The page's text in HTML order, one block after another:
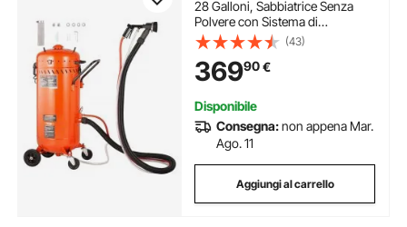
28 Galloni, Sabbiatrice Senza
Polvere con Sistema di
Aspirazione Incorporato da 1200
W per il Controllo della Polvere e
il Riciclo dell'Abrasivo,
Sabbiatrice abrasiva per Impieghi
Pesanti da 60-110 PSI
(43)
36990€
Disponibile
Consegna:non appena Mar.
Ago. 11
Aggiungi al carrello